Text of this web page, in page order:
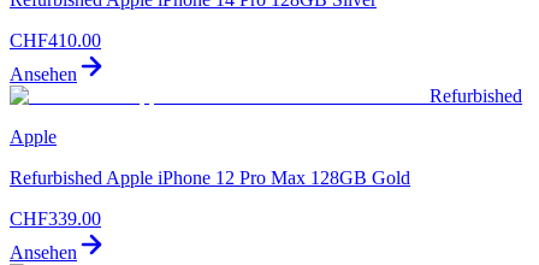
CHF410.00
Ansehen
Refurbished
Apple
Refurbished Apple iPhone 12 Pro Max 128GB Gold
CHF339.00
Ansehen